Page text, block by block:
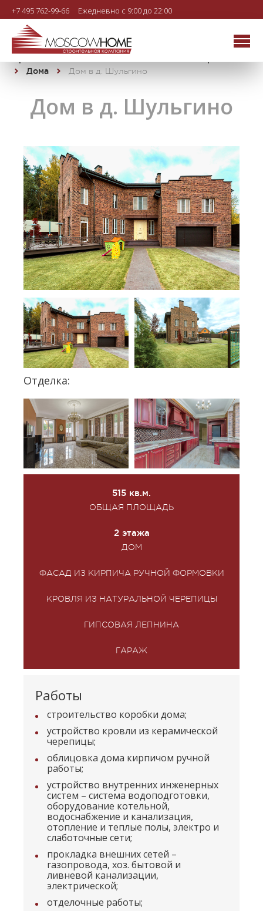
+7 495 762-99-66 Ежедневно с 9:00 до 22:00
Дома
Дом в д. Шульгино
Дом в д. Шульгино
Отделка:
515 кв.м.
ОБЩАЯ ПЛОЩАДЬ
2 этажа
ДОМ
ФАСАД ИЗ КИРПИЧА РУЧНОЙ ФОРМОВКИ
КРОВЛЯ ИЗ НАТУРАЛЬНОЙ ЧЕРЕПИЦЫ
ГИПСОВАЯ ЛЕПНИНА
ГАРАЖ
Работы
строительство коробки дома;
устройство кровли из керамической
черепицы;
облицовка дома кирпичом ручной
работы;
устройство внутренних инженерных
систем – система водоподготовки,
оборудование котельной,
водоснабжение и канализация,
отопление и теплые полы, электро и
слаботочные сети;
прокладка внешних сетей –
газопровода, хоз. бытовой и
ливневой канализации,
электрической;
отделочные работы;